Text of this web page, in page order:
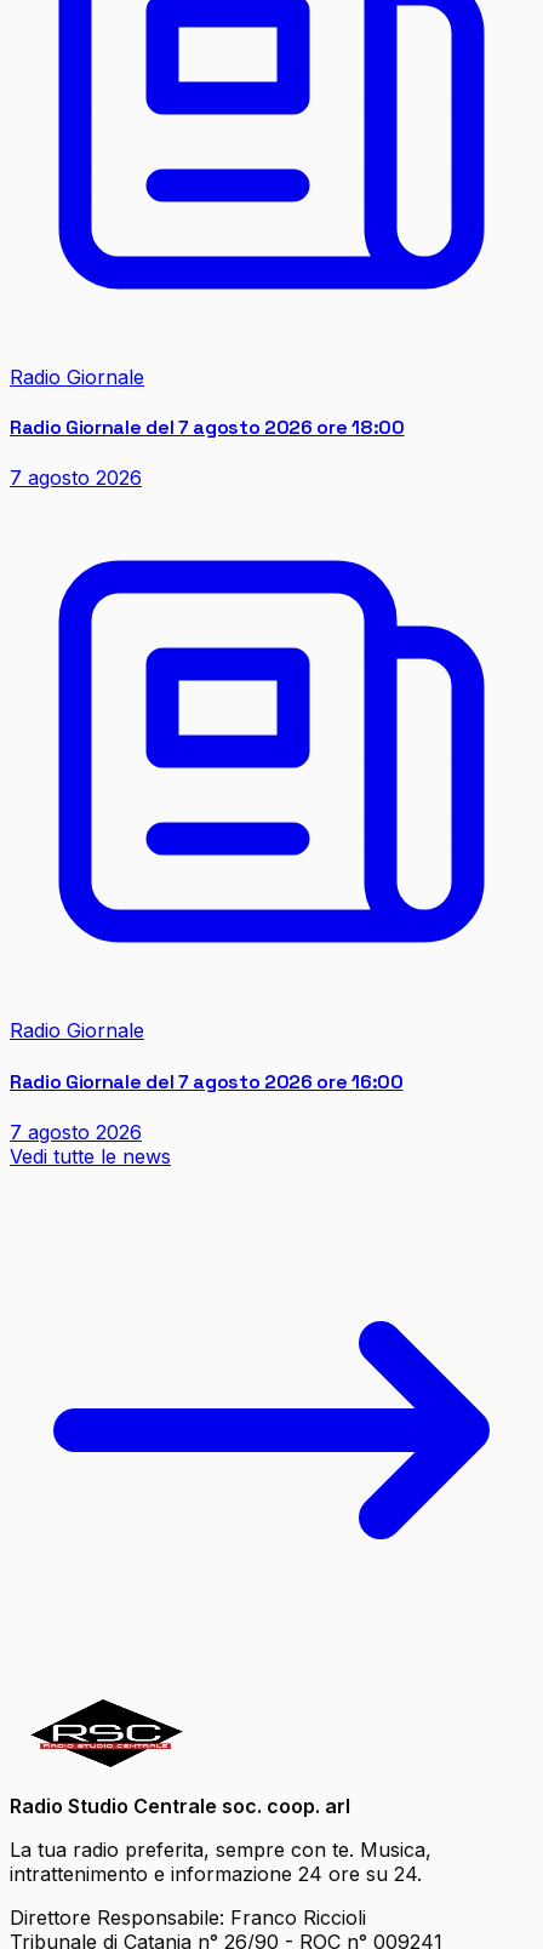
Radio Giornale
Radio Giornale del 7 agosto 2026 ore 18:00
7 agosto 2026
Radio Giornale
Radio Giornale del 7 agosto 2026 ore 16:00
7 agosto 2026
Vedi tutte le news
Radio Studio Centrale soc. coop. arl
La tua radio preferita, sempre con te. Musica,
intrattenimento e informazione 24 ore su 24.
Direttore Responsabile: Franco Riccioli
Tribunale di Catania n° 26/90 - ROC n° 009241